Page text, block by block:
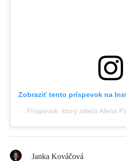
Zobraziť tento príspevok na
Príspevok, ktorý zdieľa Alena
Janka Kováčová